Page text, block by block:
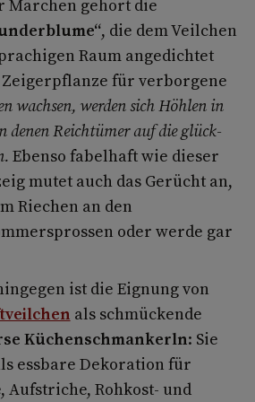
Märchen gehört die
, die dem Veilchen
Raum angedichtet
Zeigerpflanze für verborgene
wachsen, werden sich Höhlen in
denen Reichtümer auf die glück­
Ebenso fabelhaft wie dieser
mutet auch das Gerücht an,
Riechen an den
oder werde gar
ist die Eignung von
als schmückende
Küchenschmankerln: Sie
essbare Dekoration für
Aufstriche, Rohkost- und